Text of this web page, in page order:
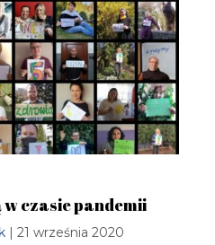
czasie pandemii
| 21 września 2020